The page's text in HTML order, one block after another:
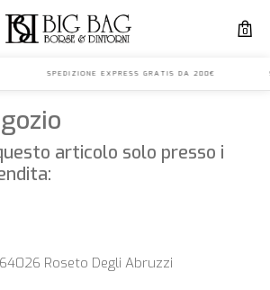
0
200€ SPEDIZIONE EXPRESS GRATIS DA 200€
articolo solo presso i
Roseto Degli Abruzzi